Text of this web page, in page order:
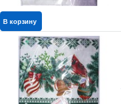
В корзину